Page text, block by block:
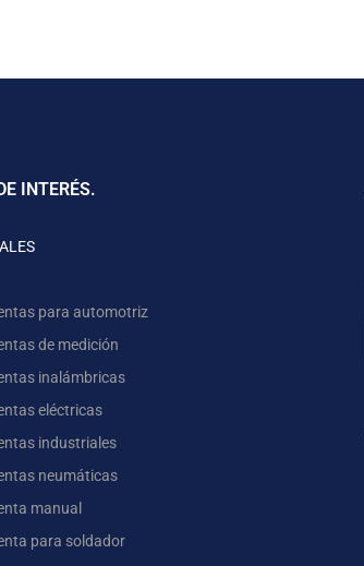
INTERÉS.
para automotriz
de medición
inalámbricas
eléctricas
industriales
neumáticas
manual
para soldador